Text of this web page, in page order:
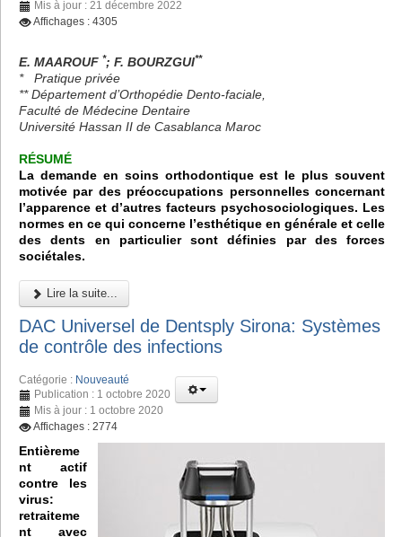
Mis à jour : 21 décembre 2022
Affichages : 4305
E. MAAROUF *; F. BOURZGUI**
* Pratique privée
** Département d’Orthopédie Dento-faciale,
Faculté de Médecine Dentaire
Université Hassan II de Casablanca Maroc
RÉSUMÉ
La demande en soins orthodontique est le plus souvent
motivée par des préoccupations personnelles concernant
l’apparence et d’autres facteurs psychosociologiques. Les
normes en ce qui concerne l’esthétique en générale et celle
des dents en particulier sont définies par des forces
sociétales.
Lire la suite...
DAC Universel de Dentsply Sirona: Systèmes
de contrôle des infections
Catégorie : Nouveauté
Publication : 1 octobre 2020
Mis à jour : 1 octobre 2020
Affichages : 2774
Entièreme
nt actif
contre les
virus:
retraiteme
nt avec